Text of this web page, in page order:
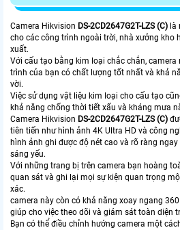
Camera Hikvision DS-2CD2647G2T-LZS (C) là
cho các công trình ngoài trời, nhà xưởng kho
xuất.
Với cấu tạo bằng kim loại chắc chắn, camera
trình của bạn có chất lượng tốt nhất và khả
vời.
Việc sử dụng vật liệu kim loại cho cấu tạo
khả năng chống thời tiết xấu và kháng mưa
Camera Hikvision DS-2CD2647G2T-LZS (C)
tiên tiến như hình ảnh 4K Ultra HD và công
hình ảnh ghi được độ nét cao và rõ ràng
sáng yếu.
Với những trang bị trên camera bạn hoàng
quan sát và ghi lại mọi sự kiện quan trọng
xác.
camera này còn có khả năng xoay ngang
giúp cho việc theo dõi và giám sát toàn diện
Bạn có thể điều chỉnh hướng camera một